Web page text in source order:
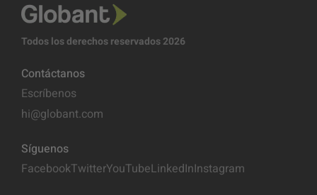
Todos los derechos reservados 2026
Contáctanos
Escríbenos
hi@globant.com
Síguenos
FacebookTwitterYouTubeLinkedInInstagram